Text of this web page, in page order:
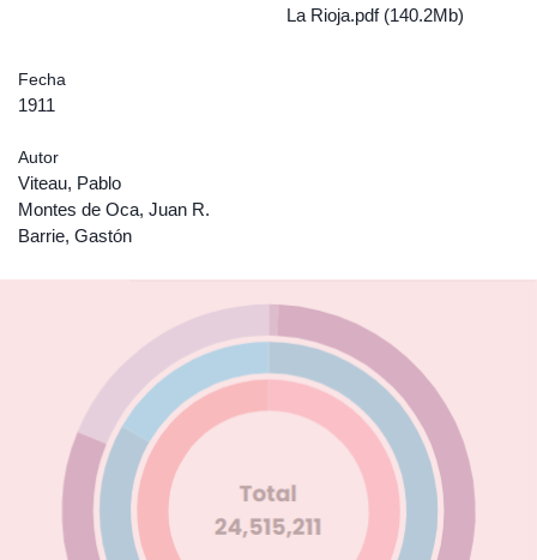
La Rioja.pdf (140.2Mb)
Fecha
1911
Autor
Viteau, Pablo
Montes de Oca, Juan R.
Barrie, Gastón